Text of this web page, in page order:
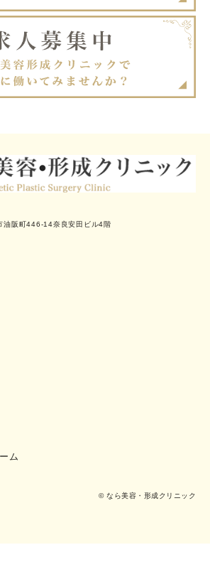
阪町446-14奈良安田ビル4階
ム
© なら美容・形成クリニック